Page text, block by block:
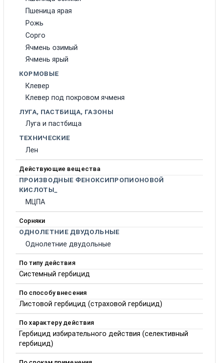
Пшеница ярая
Рожь
Сорго
Ячмень озимый
Ячмень ярый
КОРМОВЫЕ
Клевер
Клевер под покровом ячменя
ЛУГА, ПАСТБИЩА, ГАЗОНЫ
Луга и пастбища
ТЕХНИЧЕСКИЕ
Лен
Действующие вещества
ПРОИЗВОДНЫЕ ФЕНОКСИПРОПИОНОВОЙ
КИСЛОТЫ_
МЦПА
Сорняки
ОДНОЛЕТНИЕ ДВУДОЛЬНЫЕ
Однолетние двудольные
По типу действия
Системный гербицид
По способу внесения
Листовой гербицид (страховой гербицид)
По характеру действия
Гербицид избирательного действия (селективный
гербицид)